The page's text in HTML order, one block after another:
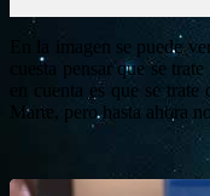
En la imagen se puede
cuesta pensar que se
en cuenta es que se
Marte, pero hasta ahora